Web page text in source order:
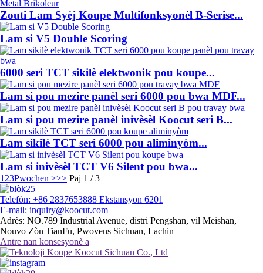
Zouti Lam Syèj Koupe Multifonksyonèl B-Serise...
Lam si V5 Double Scoring
6000 seri TCT sikilè elektwonik pou koupe...
Lam si pou mezire panèl seri 6000 pou bwa MDF...
Lam si pou mezire panèl inivèsèl Koocut seri B...
Lam sikilè TCT seri 6000 pou aliminyòm...
Lam si inivèsèl TCT V6 Silent pou bwa...
1 23Pwochen >>> Paj 1 / 3
Telefòn: +86 2837653888 Ekstansyon 6201
E-mail: inquiry@koocut.com
Adrès: NO.789 Industrial Avenue, distri Pengshan, vil Meishan,
Nouvo Zòn TianFu, Pwovens Sichuan, Lachin
Antre nan konsesyonè a